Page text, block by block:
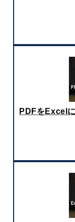
PDFをExcel